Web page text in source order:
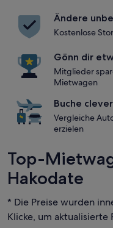
Ändere
Kostenlose
Gönn dir
Mitglieder
Mietwagen
Buche clever
Vergleiche
erzielen
Top-
Hakodate
* Die Preise wurden
Klicke, um aktualisierte